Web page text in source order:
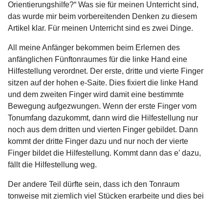
Orientierungshilfe?“ Was sie für meinen Unterricht sind,
das wurde mir beim vorbereitenden Denken zu diesem
Artikel klar. Für meinen Unterricht sind es zwei Dinge.
All meine Anfänger bekommen beim Erlernen des
anfänglichen Fünftonraumes für die linke Hand eine
Hilfestellung verordnet. Der erste, dritte und vierte Finger
sitzen auf der hohen e-Saite. Dies fixiert die linke Hand
und dem zweiten Finger wird damit eine bestimmte
Bewegung aufgezwungen. Wenn der erste Finger vom
Tonumfang dazukommt, dann wird die Hilfestellung nur
noch aus dem dritten und vierten Finger gebildet. Dann
kommt der dritte Finger dazu und nur noch der vierte
Finger bildet die Hilfestellung. Kommt dann das e’ dazu,
fällt die Hilfestellung weg.
Der andere Teil dürfte sein, dass ich den Tonraum
tonweise mit ziemlich viel Stücken erarbeite und dies bei